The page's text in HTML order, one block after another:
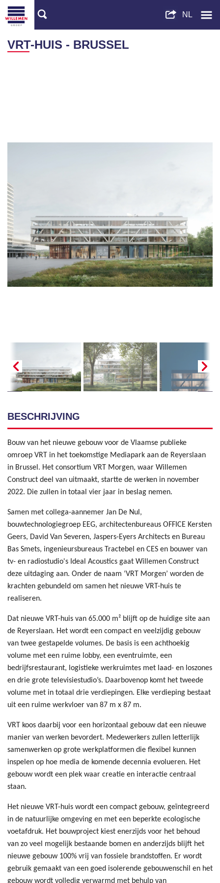
VRT-HUIS - BRUSSEL
BESCHRIJVING
Bouw van het nieuwe gebouw voor de Vlaamse publieke
omroep VRT in het toekomstige Mediapark aan de Reyerslaan
in Brussel. Het consortium VRT Morgen, waar Willemen
Construct deel van uitmaakt, startte de werken in november
2022. Die zullen in totaal vier jaar in beslag nemen.
Samen met collega-aannemer Jan De Nul,
bouwtechnologiegroep EEG, architectenbureaus OFFICE Kersten
Geers, David Van Severen, Jaspers-Eyers Architects en Bureau
Bas Smets, ingenieursbureaus Tractebel en CES en bouwer van
tv- en radiostudio's Ideal Acoustics gaat Willemen Construct
deze uitdaging aan. Onder de naam ‘VRT Morgen’ worden de
krachten gebundeld om samen het nieuwe VRT-huis te
realiseren.
Dat nieuwe VRT-huis van 65.000 m² blijft op de huidige site aan
de Reyerslaan. Het wordt een compact en veelzijdig gebouw
van twee gestapelde volumes. De basis is een achthoekig
volume met een ruime lobby, een eventruimte, een
bedrijfsrestaurant, logistieke werkruimtes met laad- en loszones
en drie grote televisiestudio’s. Daarbovenop komt het tweede
volume met in totaal drie verdiepingen. Elke verdieping bestaat
uit een ruime werkvloer van 87 m x 87 m.
VRT koos daarbij voor een horizontaal gebouw dat een nieuwe
manier van werken bevordert. Medewerkers zullen letterlijk
samenwerken op grote werkplatformen die flexibel kunnen
inspelen op hoe media de komende decennia evolueren. Het
gebouw wordt een plek waar creatie en interactie centraal
staan.
Het nieuwe VRT-huis wordt een compact gebouw, geïntegreerd
in de natuurlijke omgeving en met een beperkte ecologische
voetafdruk. Het bouwproject kiest enerzijds voor het behoud
van zo veel mogelijk bestaande bomen en anderzijds blijft het
nieuwe gebouw 100% vrij van fossiele brandstoffen. Er wordt
gebruik gemaakt van een goed isolerende gebouwenschil en het
gebouw wordt volledig verwarmd met behulp van